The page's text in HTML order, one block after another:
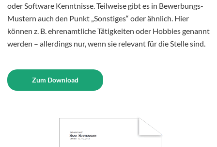
oder Software Kenntnisse. Teilweise gibt es in Bewerbungs-
Mustern auch den Punkt „Sonstiges“ oder ähnlich. Hier
können z. B. ehrenamtliche Tätigkeiten oder Hobbies genannt
werden – allerdings nur, wenn sie relevant für die Stelle sind.
Zum Download